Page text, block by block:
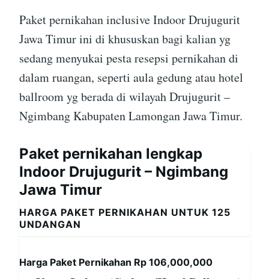
Paket pernikahan inclusive Indoor Drujugurit
Jawa Timur ini di khususkan bagi kalian yg
sedang menyukai pesta resepsi pernikahan di
dalam ruangan, seperti aula gedung atau hotel
ballroom yg berada di wilayah Drujugurit –
Ngimbang Kabupaten Lamongan Jawa Timur.
Paket pernikahan lengkap
Indoor Drujugurit – Ngimbang
Jawa Timur
HARGA PAKET PERNIKAHAN UNTUK 125
UNDANGAN
Harga Paket Pernikahan Rp 106,000,000